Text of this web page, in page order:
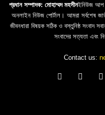
প্রধান সম্পাদক: মোহাম্মদ মহসীনইনিউজ আপ
অনলাইন নিউজ পোর্টাল। আমরা সর্বশেষ
জীবনধারা বিষয়ক সঠিক ও বস্তুনিষ্ঠ সংবাদ
সংবাদের সত্যতা এবং
Contact us: